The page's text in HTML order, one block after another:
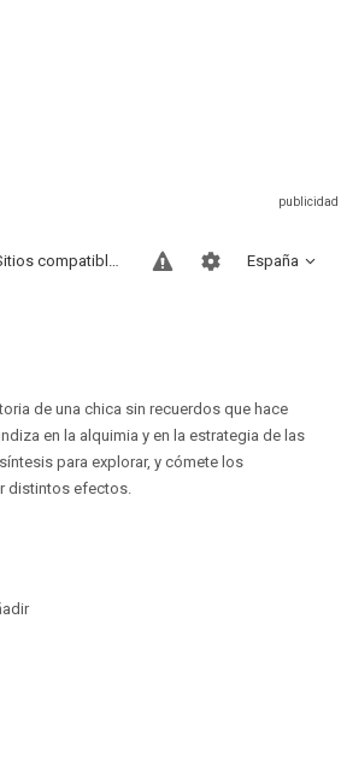
España
Sitios compatibles
de una chica sin recuerdos que hace
en la alquimia y en la estrategia de las
para explorar, y cómete los
distintos efectos.